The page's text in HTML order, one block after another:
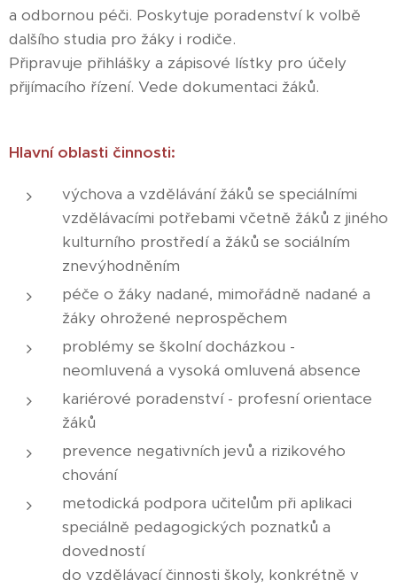
a odbornou péči. Poskytuje poradenství k volbě
dalšího studia pro žáky i rodiče.
Připravuje přihlášky a zápisové lístky pro účely
přijímacího řízení. Vede dokumentaci žáků.
Hlavní oblasti činnosti:
výchova a vzdělávání žáků se speciálními
vzdělávacími potřebami včetně žáků z jiného
kulturního prostředí a žáků se sociálním
znevýhodněním
péče o žáky nadané, mimořádně nadané a
žáky ohrožené neprospěchem
problémy se školní docházkou -
neomluvená a vysoká omluvená absence
kariérové poradenství - profesní orientace
žáků
prevence negativních jevů a rizikového
chování
metodická podpora učitelům při aplikaci
speciálně pedagogických poznatků a
dovedností
do vzdělávací činnosti školy, konkrétně v